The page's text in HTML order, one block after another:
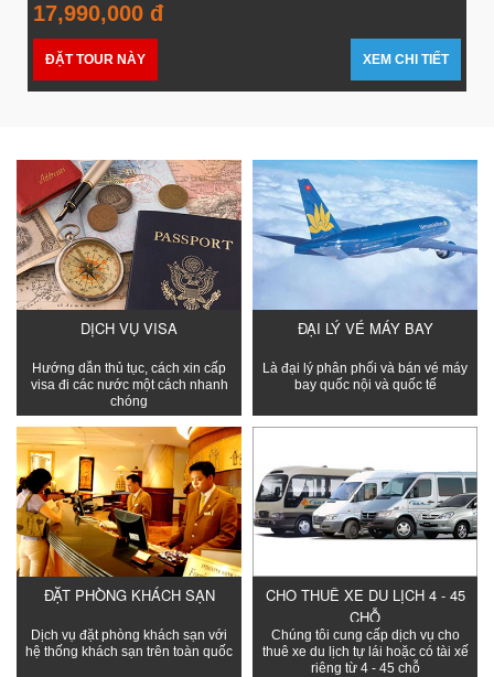
17,990,000 đ
ĐẶT TOUR NÀY XEM CHI TIẾT
DỊCH VỤ VISA
Hướng dẫn thủ tục, cách xin cấp
visa đi các nước một cách nhanh
chóng
ĐẠI LÝ VÉ MÁY BAY
Là đại lý phân phối và bán vé máy
bay quốc nội và quốc tế
ĐẶT PHÒNG KHÁCH SẠN
Dịch vụ đặt phòng khách sạn với
hệ thống khách sạn trên toàn quốc
CHO THUÊ XE DU LỊCH 4 - 45
CHỖ
Chúng tôi cung cấp dịch vụ cho
thuê xe du lịch tự lái hoặc có tài xế
riêng từ 4 - 45 chỗ